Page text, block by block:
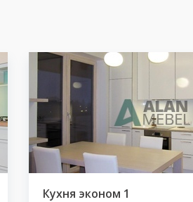
Кухня эконом 1